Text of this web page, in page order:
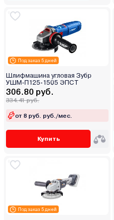
Под заказ 5 дней
Шлифмашина угловая Зубр
УШМ-П125-1505 ЭПСТ
306.80 руб.
334.41 руб.
от 8 руб. руб./мес.
Купить
Под заказ 5 дней